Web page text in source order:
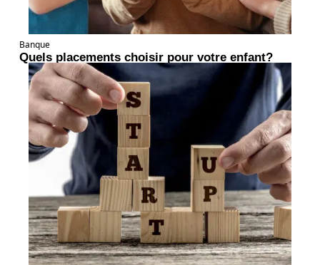
Banque
Quels placements choisir pour votre enfant?